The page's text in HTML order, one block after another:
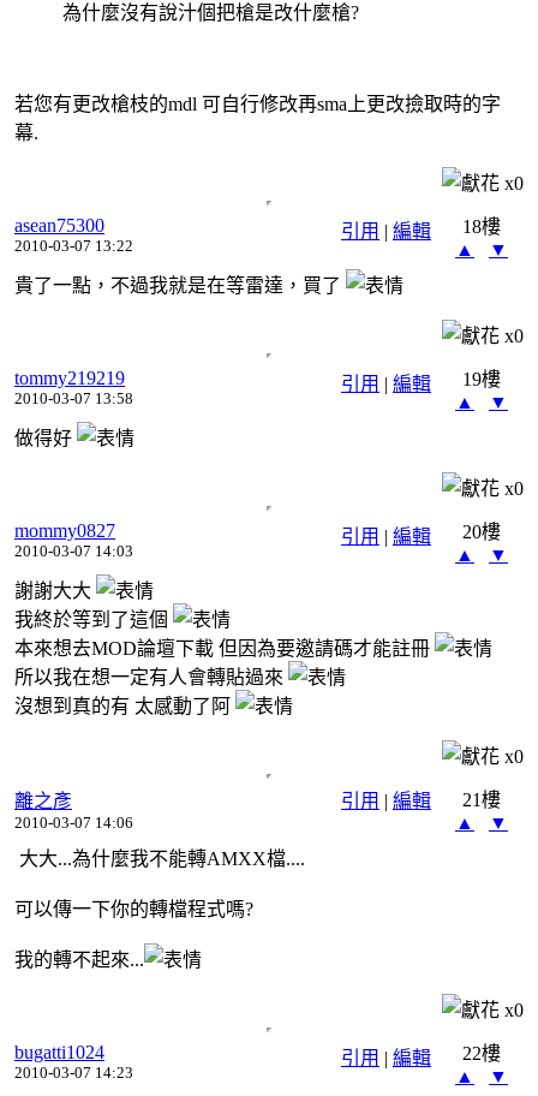
為什麼沒有說汁個把槍是改什麼槍?
若您有更改槍枝的mdl 可自行修改再sma上更改撿取時的字
幕.
x0
引用 | 編輯
asean75300
2010-03-07 13:22
18樓
▲
▼
貴了一點，不過我就是在等雷達，買了
x0
引用 | 編輯
tommy219219
2010-03-07 13:58
19樓
▲
▼
做得好
x0
引用 | 編輯
mommy0827
2010-03-07 14:03
20樓
▲
▼
謝謝大大
我終於等到了這個
本來想去MOD論壇下載 但因為要邀請碼才能註冊
所以我在想一定有人會轉貼過來
沒想到真的有 太感動了阿
x0
引用 | 編輯
離之彥
2010-03-07 14:06
21樓
▲
▼
大大...為什麼我不能轉AMXX檔....
可以傳一下你的轉檔程式嗎?
我的轉不起來...
x0
引用 | 編輯
bugatti1024
2010-03-07 14:23
22樓
▲
▼